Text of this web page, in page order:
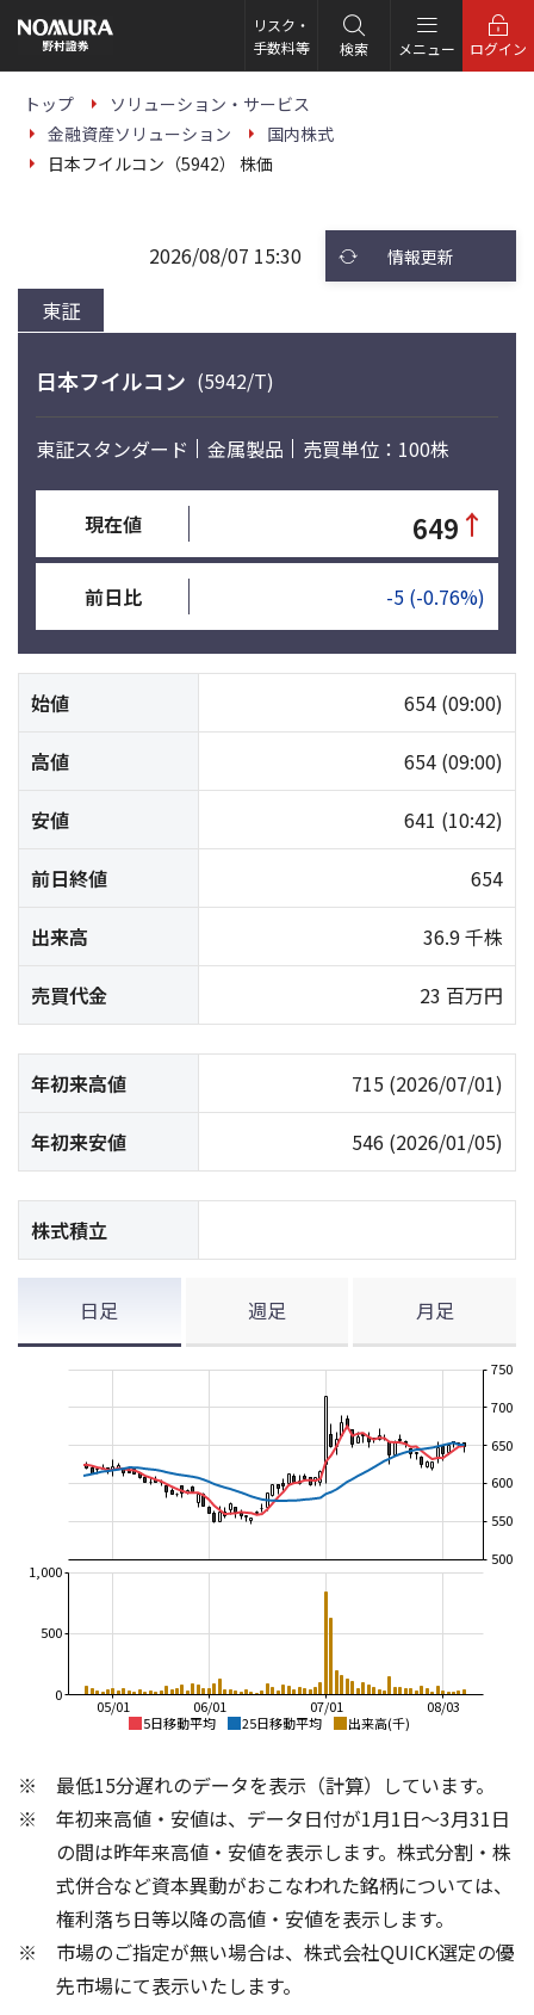
の
ー
リスク・
手数料等
検索 メニュー ログイン
トップ
ソリューション・サービス
金融資産ソリューション
国内株式
日本フイルコン（5942） 株価
東証
2026/08/07 15:30 情報更新
日本フイルコン (5942/T)
東証スタンダード 金属製品 売買単位：100株
現在値 649 ↑
前日比 -5 (-0.76%)
始値 654 (09:00)
高値 654 (09:00)
安値 641 (10:42)
前日終値 654
出来高 36.9 千株
売買代金 23 百万円
年初来高値 715 (2026/07/01)
年初来安値 546 (2026/01/05)
株式積立
日足 週足 月足
5日移動平均 25日移動平均 出来高(千)
08/03
07/01
06/01
05/01
500
550
600
650
700
750
0
500
1,000
450
550
600
650
400
400
500
600
650
200
最低15分遅れのデータを表示（計算）しています。
年初来高値・安値は、データ日付が1月1日～3月31日
の間は昨年来高値・安値を表示します。株式分割・株
式併合など資本異動がおこなわれた銘柄については、
権利落ち日等以降の高値・安値を表示します。
市場のご指定が無い場合は、株式会社QUICK選定の優
先市場にて表示いたします。